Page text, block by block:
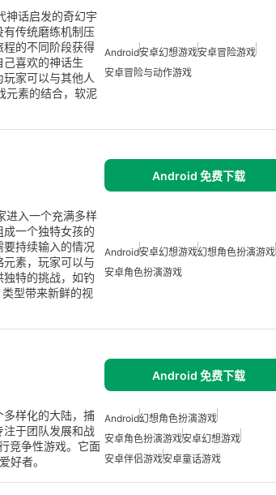
神话启发的奇幻宇
传统磨练机制压
的不同阶段获得
喜欢的神话生
家可以与其他人
元素的结合，软泥
Android安卓幻想游戏安卓冒险游戏
安卓冒险与动作游戏
Android 免费下载
进入一个充满多样
一个独特女孩的
持续输入的情况
素，玩家可以与
特的挑战，如钓
型带来新鲜的视
Android安卓幻想游戏幻想角色扮演游戏
安卓角色扮演游戏
Android 免费下载
样化的大陆，捕
于团队发展和战
竞争性游戏。它面
好者。
Android幻想角色扮演游戏
安卓角色扮演游戏安卓幻想游戏
安卓伴侣游戏安卓童话游戏